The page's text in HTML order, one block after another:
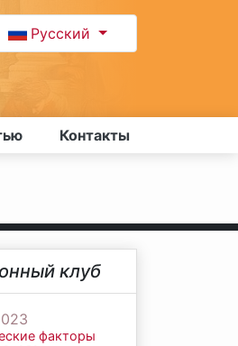
Русский
Контакты
клуб
факторы